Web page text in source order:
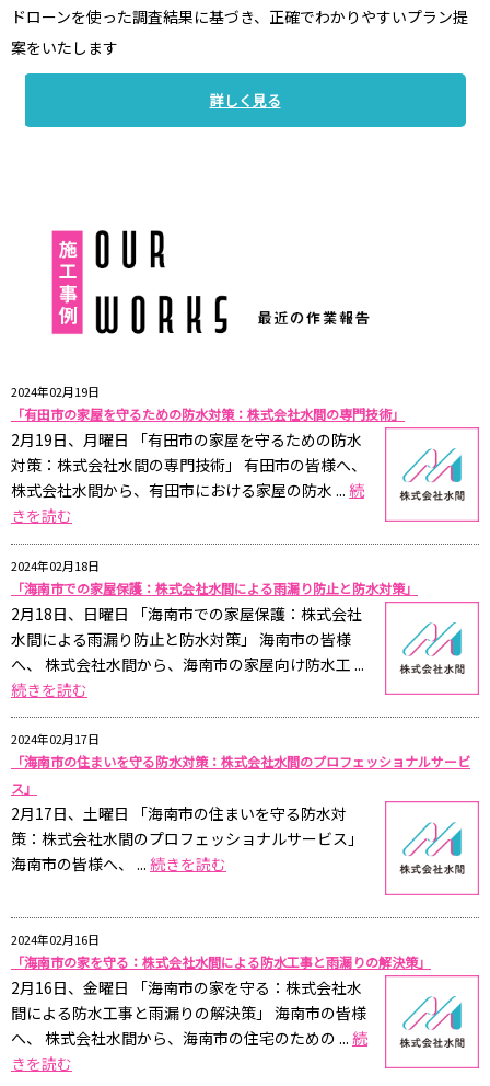
ドローンを使った調査結果に基づき、正確でわかりやすいプラン提
案をいたします
詳しく見る
2024年02月19日
「有田市の家屋を守るための防水対策：株式会社水間の専門技術」
2月19日、月曜日 「有田市の家屋を守るための防水
対策：株式会社水間の専門技術」 有田市の皆様へ、
株式会社水間から、有田市における家屋の防水 ... 続
きを読む
2024年02月18日
「海南市での家屋保護：株式会社水間による雨漏り防止と防水対策」
2月18日、日曜日 「海南市での家屋保護：株式会社
水間による雨漏り防止と防水対策」 海南市の皆様
へ、 株式会社水間から、海南市の家屋向け防水工 ...
続きを読む
2024年02月17日
「海南市の住まいを守る防水対策：株式会社水間のプロフェッショナルサービ
ス」
2月17日、土曜日 「海南市の住まいを守る防水対
策：株式会社水間のプロフェッショナルサービス」
海南市の皆様へ、 ... 続きを読む
2024年02月16日
「海南市の家を守る：株式会社水間による防水工事と雨漏りの解決策」
2月16日、金曜日 「海南市の家を守る：株式会社水
間による防水工事と雨漏りの解決策」 海南市の皆様
へ、 株式会社水間から、海南市の住宅のための ... 続
きを読む